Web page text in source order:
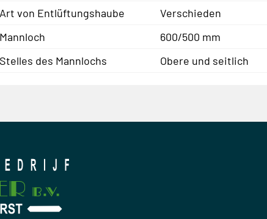
Art von Entlüftungshaube
Verschieden
Mannloch
600/500 mm
Stelles des Mannlochs
Obere und seitlich